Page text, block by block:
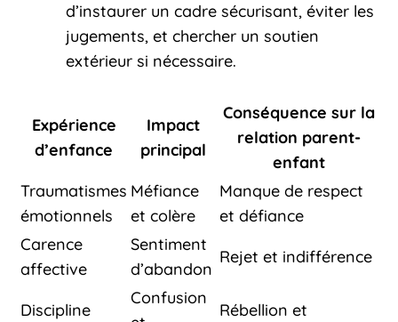
d’instaurer un cadre sécurisant, éviter les
jugements, et chercher un soutien
extérieur si nécessaire.
Expérience
d’enfance
Impact
principal
Conséquence sur la
relation parent-
enfant
Traumatismes
émotionnels
Méfiance
et colère
Manque de respect
et défiance
Carence
affective
Sentiment
d’abandon
Rejet et indifférence
Discipline
Confusion
Rébellion et